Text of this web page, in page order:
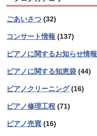
ごあいさつ (32)
コンサート情報 (137)
ピアノに関するお知らせ情報
ピアノに関する知恵袋 (44)
ピアノクリーニング(16)
ピアノ修理工程 (71)
ピアノ売買 (16)